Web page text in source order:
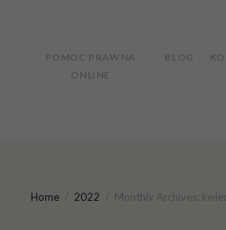
POMOC PRAWNA
ONLINE
BLOG
Home 2022 Monthly Archives: